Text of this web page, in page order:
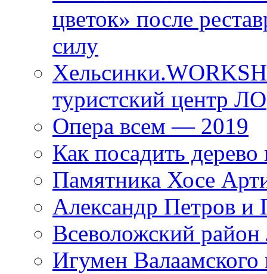
цветок» после
силу
туристский центр ЛО
Опера всем — 2019
Как посадить дерево
Памятника Хосе
Александр Петров и
Всеволожский район
Игумен